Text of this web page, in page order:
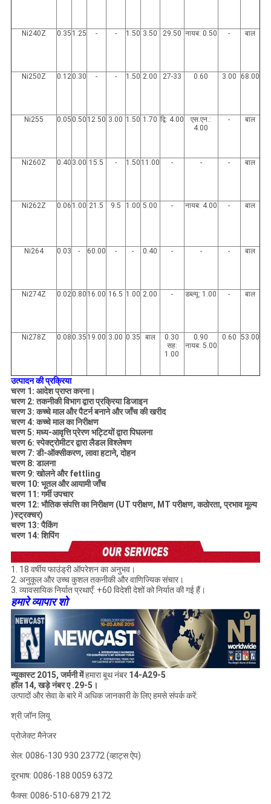
Ni240Z 0.35 1.25 - - 1.50 3.50 29.50 नायब: 0.50 - बाल
Ni250Z 0.120.30 - - 1.50 2.00 27-33 0.60 3.00 68.00
Ni255 0.05 0.50 12.50 3.00 1.50 1.70 द्वि: 4.00
एस.एन.:
4.00
- बाल
Ni260Z 0.40 3.00 15.5 - 1.50 11.00 - - - बाल
Ni262Z 0.06 1.00 21.5 9.5 1.00 5.00 - नायब: 4.00 - बाल
Ni264 0.03 - 60.00 - - 0.40 - - - बाल
Ni274Z 0.020.80 16.00 16.5 1.00 2.00 - डब्ल्यू: 1.00 - बाल
Ni278Z 0.08 0.35 19.00 3.00 0.35 बाल
0.30
सह:
1.00
0.90
नायब: 5.00
0.60 53.00
उत्पादन की प्रक्रिया
चरण 1: आदेश प्राप्त करना।
चरण 2: तकनीकी विभाग द्वारा प्रक्रिया डिजाइन
चरण 3: कच्चे माल और पैटर्नबनाने और जाँच की खरीद
चरण 4: कच्चे माल का निरीक्षण
चरण 5: मध्य-आवृत्ति प्रेरण भट्टियों द्वारा पिघलना
चरण 6: स्पेक्ट्रोमीटर द्वारा लैडल विश्लेषण
चरण 7: डी-ऑक्सीकरण, लावा हटाने, दोहन
चरण 8: डालना
चरण 9: खोलने और fettling
चरण 10: भूतल और आयामी जाँच
चरण 11: गर्मी उपचार
चरण 12: भौतिक संपत्ति का निरीक्षण (UT परीक्षण, MT परीक्षण, कठोरता, प्रभाव मूल्य
)स्ट्रक्चर)
चरण 13: पैकिंग
चरण 14: शिपिंग
1. 18 वर्षीय फाउंड्री ऑपरेशन का अनुभव।
2. अनुकूल और उच्च कुशल तकनीकी और वाणिज्यिक संचार।
3. व्यावसायिक निर्यात प्रथाएँ: +60 विदेशी देशों को निर्यात की गई हैं।
हमारे व्यापार शो
न्यूकास्ट 2015, जर्मनी मेंहमारा बूथ नंबर14-A29-5
हॉल 14, खड़े नंबर ए .29-5।
उत्पादों और सेवा के बारे में अधिक जानकारी के लिए हमसे संपर्क करें:
श्री जॉन लियू
प्रोजेक्ट मैनेजर
सेल: 0086-130 930 23772 (व्हाट्स ऐप)
दूरभाष: 0086-188 0059 6372
फैक्स: 0086-510-6879 2172